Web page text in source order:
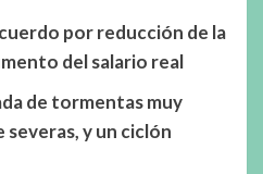
por reducción de la
del salario real
de tormentas muy
y un ciclón